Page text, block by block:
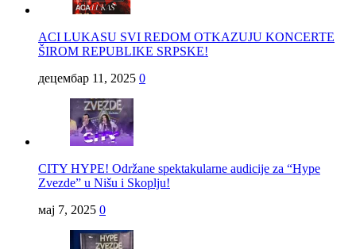
ACI LUKASU SVI REDOM OTKAZUJU KONCERTE
ŠIROM REPUBLIKE SRPSKE!
децембар 11, 2025 0
CITY HYPE! Održane spektakularne audicije za “Hype
Zvezde” u Nišu i Skoplju!
мај 7, 2025 0